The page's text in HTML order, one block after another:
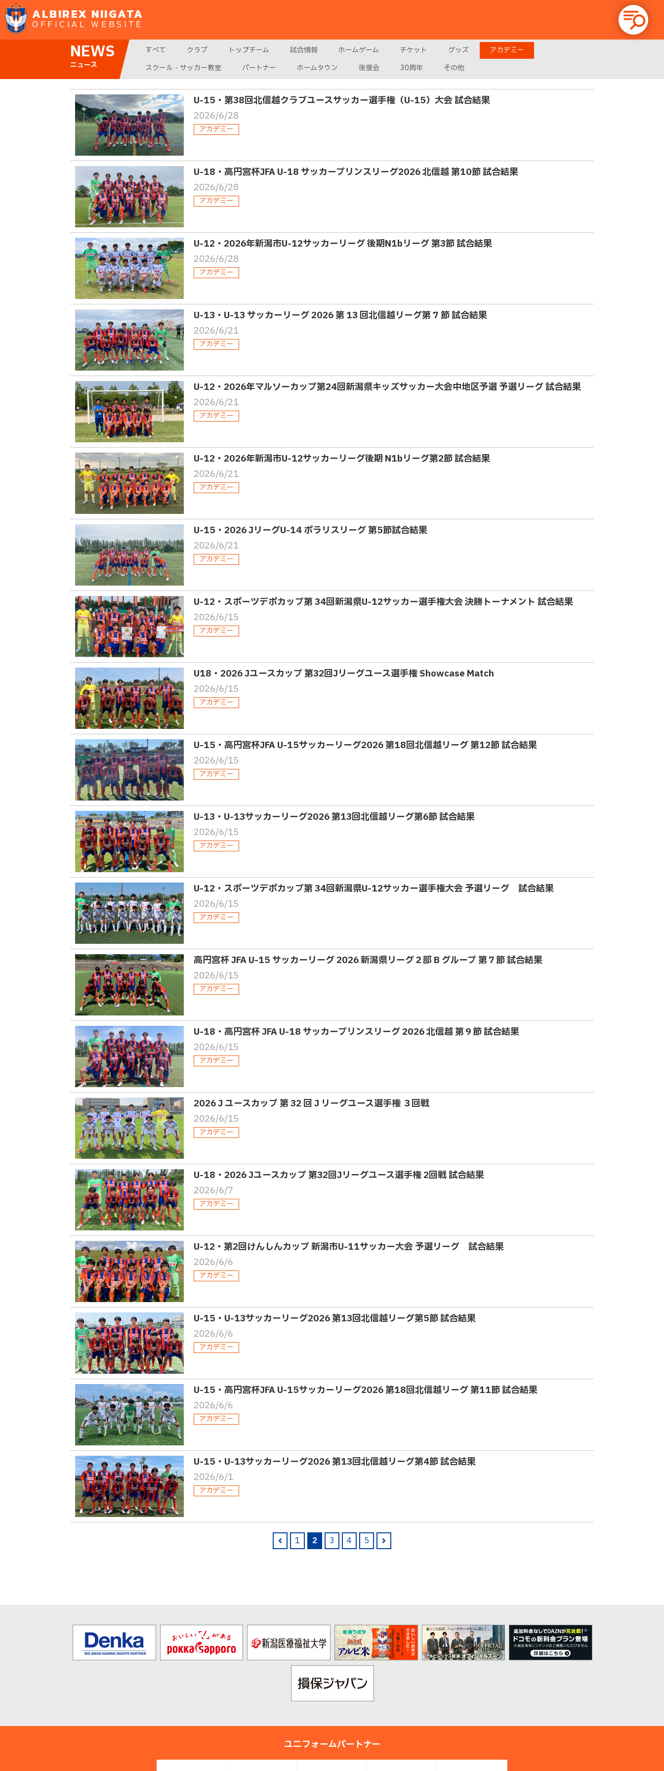
ALBIREX NIIGATA
OFFICIAL WEBSITE
NEWS
ニュース
すべて クラブ トップチーム 試合情報 ホームゲーム チケット グッズ
アカデミー
スクール・サッカー教室
パートナー ホームタウン 後援会 30周年 その他
U-15・第38回北信越クラブユースサッカー選手権（U-15）大会 試合結果
2026/6/28
アカデミー
U-18・高円宮杯JFA U-18 サッカープリンスリーグ2026 北信越 第10節 試合結果
2026/6/28
アカデミー
U-12・2026年新潟市U-12サッカーリーグ 後期N1bリーグ 第3節 試合結果
2026/6/28
アカデミー
U-13・U-13 サッカーリーグ 2026 第 13 回北信越リーグ第 7 節 試合結果
2026/6/21
アカデミー
U-12・2026年マルソーカップ第24回新潟県キッズサッカー大会中地区予選 予選リーグ 試合結果
2026/6/21
アカデミー
U-12・2026年新潟市U-12サッカーリーグ後期 N1bリーグ第2節 試合結果
2026/6/21
アカデミー
U-15・2026 JリーグU-14 ポラリスリーグ 第5節試合結果
2026/6/21
アカデミー
U-12・スポーツデポカップ第 34回新潟県U-12サッカー選手権大会 決勝トーナメント 試合結果
2026/6/15
アカデミー
U18・2026 Jユースカップ 第32回Jリーグユース選手権 Showcase Match
2026/6/15
アカデミー
U-15・高円宮杯JFA U-15サッカーリーグ2026 第18回北信越リーグ 第12節 試合結果
2026/6/15
アカデミー
U-13・U-13サッカーリーグ2026 第13回北信越リーグ第6節 試合結果
2026/6/15
アカデミー
U-12・スポーツデポカップ第 34回新潟県U-12サッカー選手権大会 予選リーグ 試合結果
2026/6/15
アカデミー
高円宮杯 JFA U-15 サッカーリーグ 2026 新潟県リーグ２部 B グループ 第７節 試合結果
2026/6/15
アカデミー
U-18・高円宮杯 JFA U-18 サッカープリンスリーグ 2026 北信越 第９節 試合結果
2026/6/15
アカデミー
2026 J ユースカップ 第 32 回 J リーグユース選手権 ３回戦
2026/6/15
アカデミー
U-18・2026 Jユースカップ 第32回Jリーグユース選手権 2回戦 試合結果
2026/6/7
アカデミー
U-12・第2回けんしんカップ 新潟市U-11サッカー大会 予選リーグ 試合結果
2026/6/6
アカデミー
U-15・U-13サッカーリーグ2026 第13回北信越リーグ第5節 試合結果
2026/6/6
アカデミー
U-15・高円宮杯JFA U-15サッカーリーグ2026 第18回北信越リーグ 第11節 試合結果
2026/6/6
アカデミー
U-15・U-13サッカーリーグ2026 第13回北信越リーグ第4節 試合結果
2026/6/1
アカデミー
1 2 3 4
5
ユニフォームパートナー